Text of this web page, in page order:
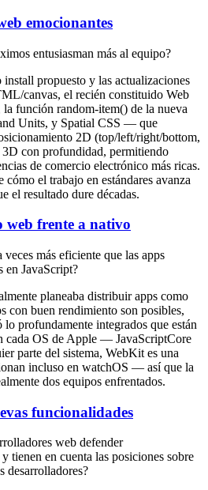
emocionantes
entusiasman más al equipo?
install propuesto y las actualizaciones
canvas, el recién constituido Web
la función random-item() de la nueva
Units, y Spatial CSS — que
2D (top/left/right/bottom,
con profundidad, permitiendo
de comercio electrónico más ricas.
el trabajo en estándares avanza
el resultado dure décadas.
web frente a nativo
más eficiente que las apps
en JavaScript?
planeaba distribuir apps como
con buen rendimiento son posibles,
profundamente integrados que están
cada OS de Apple — JavaScriptCore
parte del sistema, WebKit es una
incluso en watchOS — así que la
dos equipos enfrentados.
funcionalidades
web defender
tienen en cuenta las posiciones sobre
desarrolladores?